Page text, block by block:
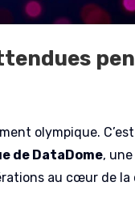
olympique. C’est
de DataDome,
au cœur de la